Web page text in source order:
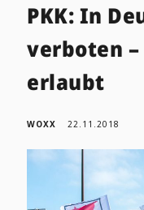
PKK: In
verboten
erlaubt
WOXX 22.11.2018